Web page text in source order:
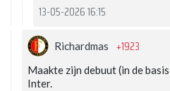
13-05-2026 16:15
Richardmas +1923
Maakte zijn debuut (in de
Inter.